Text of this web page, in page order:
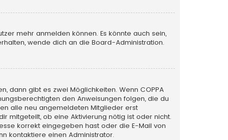
mehr anmelden können. Es könnte auch sein,
wende dich an die Board-Administration.
dann gibt es zwei Möglichkeiten. Wenn COPPA
den Anweisungen folgen, die du
alle neu angemeldeten Mitglieder erst
mitgeteilt, ob eine Aktivierung nötig ist oder nicht.
korrekt eingegeben hast oder die E-Mail von
kontaktiere einen Administrator.